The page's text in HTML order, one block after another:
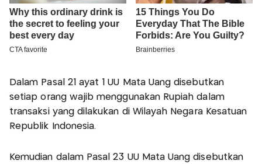
Dalam Pasal 21 ayat 1 UU Mata Uang disebutkan
setiap orang wajib menggunakan Rupiah dalam
transaksi yang dilakukan di Wilayah Negara Kesatuan
Republik Indonesia.
Kemudian dalam Pasal 23 UU Mata Uang disebutkan